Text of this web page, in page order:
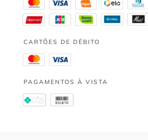
CARTÕES DE DÉBITO
PAGAMENTOS À VISTA